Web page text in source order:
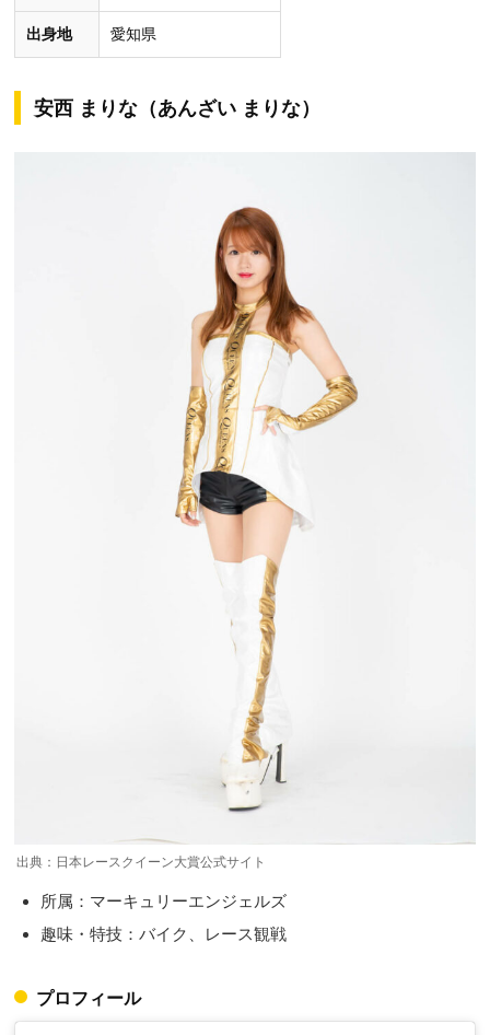
出身地 愛知県
安西 まりな（あんざい まりな）
出典：日本レースクイーン大賞公式サイト
所属：マーキュリーエンジェルズ
趣味・特技：バイク、レース観戦
プロフィール